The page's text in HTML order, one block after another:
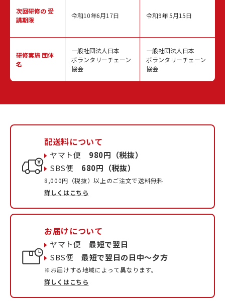
次回研修の受
講期限
研修実施 団体
名
令和10年6月17日
一般社団法人日本
ボランタリーチェーン
協会
令和9年 5月15日
一般社団法人日本
ボランタリーチェーン
協会
配送料について
ヤマト便 980円（税抜）
SBS便 680円（税抜）
8,000円（税抜）以上のご注文で送料無料
詳しくはこちら
お届けについて
ヤマト便最短で翌日
SBS便最短で翌日の日中〜夕方
※お届けする地域によって異なります。
詳しくはこちら